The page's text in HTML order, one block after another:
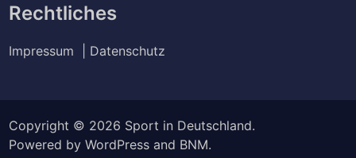
Rechtliches
Impressum | Datenschutz
Copyright © 2026 Sport in Deutschland.
Powered byWordPress and BNM.